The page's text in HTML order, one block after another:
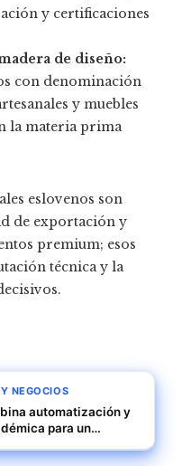
y certificaciones
de diseño:
con denominación
y muebles
la materia prima
eslovenos son
de exportación y
premium; esos
técnica y la
NEGOCIOS
automatización y
para un